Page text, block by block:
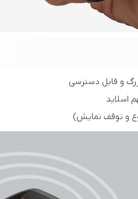
و قابل دسترسی
اسلاید
و توقف نمایش)